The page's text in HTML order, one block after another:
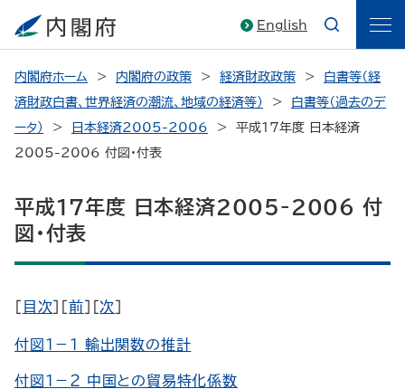
English
内閣府ホーム 内閣府の政策 経済財政政策
白書等（経
済財政白書、世界経済の潮流、地域の経済等）
白書等（過去のデ
ータ）
日本経済2005-2006
平成17年度 日本経済
2005-2006 付図・付表
平成17年度 日本経済2005-2006 付
図・付表
目次 ］［前 ］［次
付図１－１ 輸出関数の推計
付図１－２ 中国との貿易特化係数